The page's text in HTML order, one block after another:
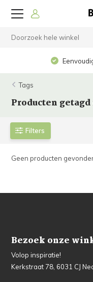
Tags
Producten getagd
Filters
Geen producten
Bezoek onze
Volop inspiratie!
Kerkstraat 78, 6031 CJ